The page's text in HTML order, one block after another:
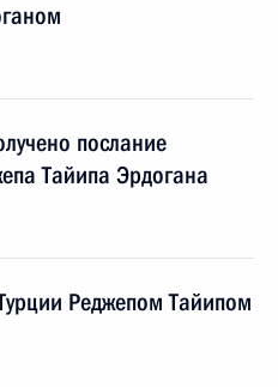
послание
Тайипа Эрдогана
Реджепом Тайипом